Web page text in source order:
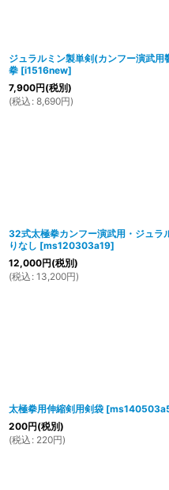
ジュラルミン製単剣(カンフー演武
拳 [i1516new]
7,900円(税別)
(税込 : 8,690円)
32式太極拳カンフー演武用・ジュラ
りなし [ms120303a19]
12,000円(税別)
(税込 : 13,200円)
太極拳用伸縮剣用剣袋 [
200円(税別)
(税込 : 220円)